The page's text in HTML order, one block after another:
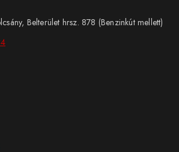
Belterület hrsz. 878 (Benzinkút mellett)